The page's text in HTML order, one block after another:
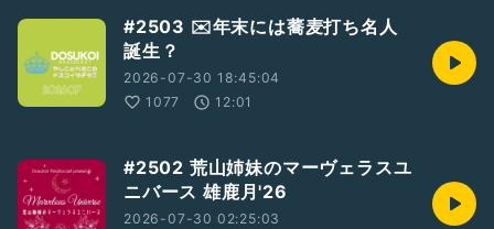
#2503 ✉️年末には蕎麦打ち名人
誕生？
2026-07-30 18:45:04
1077
12:01
#2502 荒山姉妹のマーヴェラスユ
ニバース 雄鹿月'26
2026-07-30 02:25:03